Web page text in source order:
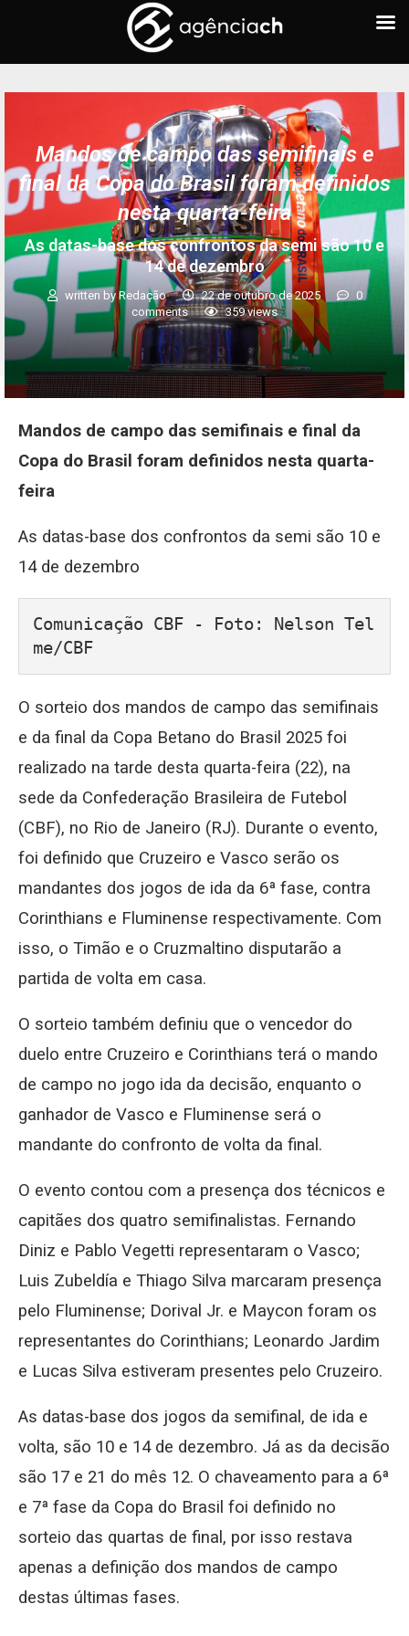
Mandos de campo das semifinais e
final da Copa do Brasil foram definidos
nesta quarta-feira
As datas-base dos confrontos da semi são 10 e
14 de dezembro
written byRedação 22 de outubro de 2025
0
comments
359views
Mandos de campo das semifinais e final da
Copa do Brasil foram definidos nesta quarta-
feira
As datas-base dos confrontos da semi são 10 e
14 de dezembro
Comunicação CBF - Foto: Nelson Tel
me/CBF
O sorteio dos mandos de campo das semifinais
e da final da Copa Betano do Brasil 2025 foi
realizado na tarde desta quarta-feira (22), na
sede da Confederação Brasileira de Futebol
(CBF), no Rio de Janeiro (RJ). Durante o evento,
foi definido que Cruzeiro e Vasco serão os
mandantes dos jogos de ida da 6ª fase, contra
Corinthians e Fluminense respectivamente. Com
isso, o Timão e o Cruzmaltino disputarão a
partida de volta em casa.
O sorteio também definiu que o vencedor do
duelo entre Cruzeiro e Corinthians terá o mando
de campo no jogo ida da decisão, enquanto o
ganhador de Vasco e Fluminense será o
mandante do confronto de volta da final.
O evento contou com a presença dos técnicos e
capitães dos quatro semifinalistas. Fernando
Diniz e Pablo Vegetti representaram o Vasco;
Luis Zubeldía e Thiago Silva marcaram presença
pelo Fluminense; Dorival Jr. e Maycon foram os
representantes do Corinthians; Leonardo Jardim
e Lucas Silva estiveram presentes pelo Cruzeiro.
As datas-base dos jogos da semifinal, de ida e
volta, são 10 e 14 de dezembro. Já as da decisão
são 17 e 21 do mês 12. O chaveamento para a 6ª
e 7ª fase da Copa do Brasil foi definido no
sorteio das quartas de final, por isso restava
apenas a definição dos mandos de campo
destas últimas fases.